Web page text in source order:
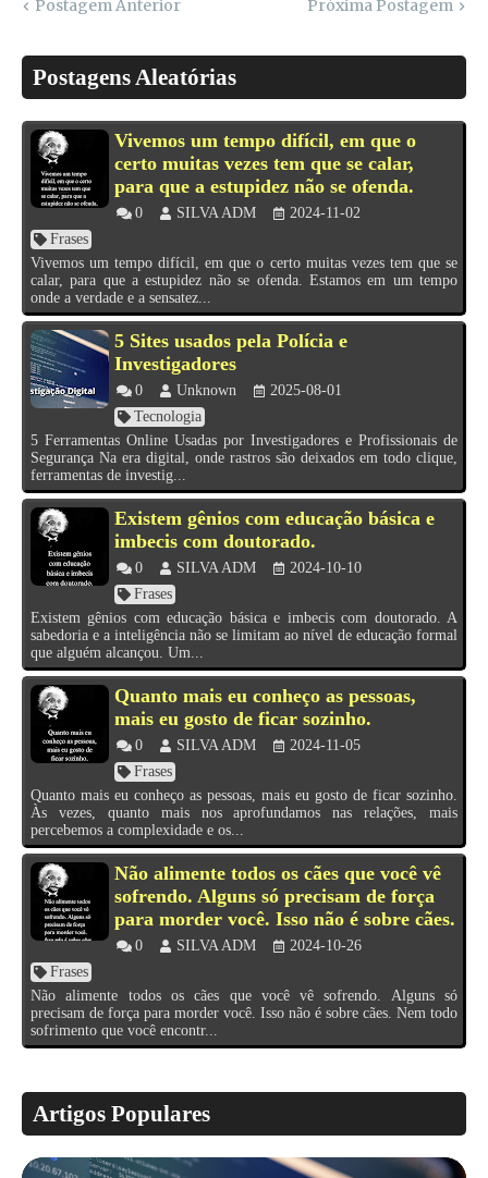
Postagem Anterior Próxima Postagem
Postagens Aleatórias
Vivemos um tempo difícil, em que o
certo muitas vezes tem que se calar,
para que a estupidez não se ofenda.
0 SILVA ADM
2024-11-02
Frases
Vivemos um tempo difícil, em que o certo muitas vezes tem que se
calar, para que a estupidez não se ofenda. Estamos em um tempo
onde a verdade e a sensatez...
5 Sites usados pela Polícia e
Investigadores
0 Unknown
2025-08-01
Tecnologia
5 Ferramentas Online Usadas por Investigadores e Profissionais de
Segurança Na era digital, onde rastros são deixados em todo clique,
ferramentas de investig...
Existem gênios com educação básica e
imbecis com doutorado.
0 SILVA ADM
2024-10-10
Frases
Existem gênios com educação básica e imbecis com doutorado. A
sabedoria e a inteligência não se limitam ao nível de educação formal
que alguém alcançou. Um...
Quanto mais eu conheço as pessoas,
mais eu gosto de ficar sozinho.
0 SILVA ADM
2024-11-05
Frases
Quanto mais eu conheço as pessoas, mais eu gosto de ficar sozinho.
Às vezes, quanto mais nos aprofundamos nas relações, mais
percebemos a complexidade e os...
Não alimente todos os cães que você vê
sofrendo. Alguns só precisam de força
para morder você. Isso não é sobre cães.
0 SILVA ADM
2024-10-26
Frases
Não alimente todos os cães que você vê sofrendo. Alguns só
precisam de força para morder você. Isso não é sobre cães. Nem todo
sofrimento que você encontr...
Artigos Populares